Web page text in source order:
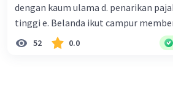
dengan kaum ulama d. penarikan
tinggi e. Belanda ikut campur
52 0.0